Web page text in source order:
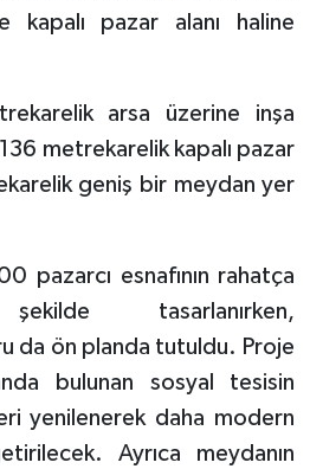
kapalı pazar alanı haline
arsa üzerine inşa
metrekarelik kapalı pazar
geniş bir meydan yer
pazarcı esnafının rahatça
tasarlanırken,
da ön planda tutuldu. Proje
bulunan sosyal tesisin
yenilenerek daha modern
Ayrıca meydanın